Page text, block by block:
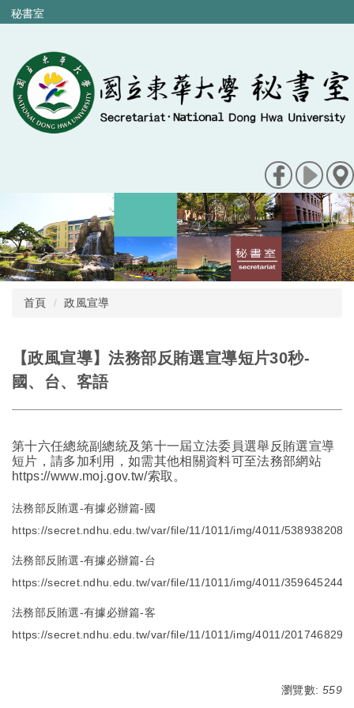
跳
到
內
容
區
秘書室
首頁 政風宣導
【政風宣導】法務部反賄選宣導短片30秒-
國、台、客語
第十六任總統副總統及第十一屆立法委員選舉反賄選宣導
短片，請多加利用，如需其他相關資料可至法務部網站
https://www.moj.gov.tw/索取。
法務部反賄選-有據必辦篇-國
https://secret.ndhu.edu.tw/var/file/11/1011/img/4011/
法務部反賄選-有據必辦篇-台
https://secret.ndhu.edu.tw/var/file/11/1011/img/4011/
法務部反賄選-有據必辦篇-客
https://secret.ndhu.edu.tw/var/file/11/1011/img/4011/
瀏覽數: 559